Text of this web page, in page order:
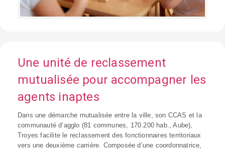
Une unité de reclassement
mutualisée pour accompagner les
agents inaptes
Dans une démarche mutualisée entre la ville, son CCAS et la
communauté d’agglo (81 communes, 170.200 hab., Aube),
Troyes facilite le reclassement des fonctionnaires territoriaux
vers une deuxième carrière. Composée d’une coordonnatrice,